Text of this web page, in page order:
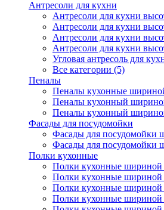
Антресоли для кухни
Антресоли для кухни
Антресоли для кухни
Антресоли для кухни
Антресоли для кухни
Угловая антресоль для
Все категории (5)
Пеналы
Пеналы кухонные
Пеналы кухонный
Пеналы кухонный
Фасады для посудомойки
Фасады для посудомойки
Фасады для посудомойки
Полки кухонные
Полки кухонные
Полки кухонные
Полки кухонные
Полки кухонные